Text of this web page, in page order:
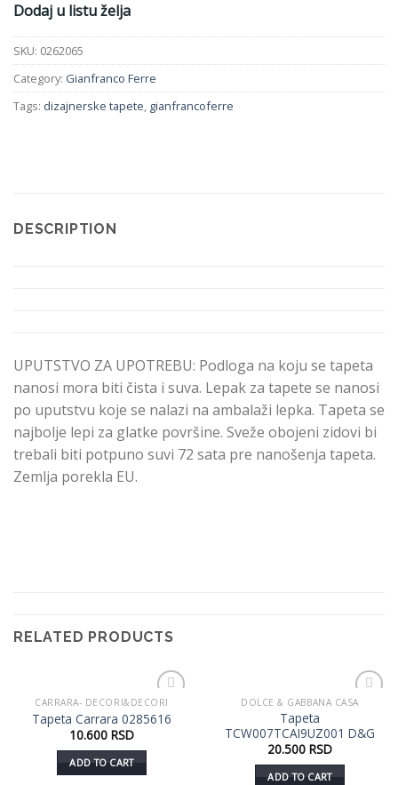
Dodaj u listu želja
SKU: 0262065
Category: Gianfranco Ferre
Tags: dizajnerske tapete, gianfrancoferre
DESCRIPTION
UPUTSTVO ZA UPOTREBU: Podloga na koju se tapeta
nanosi mora biti čista i suva. Lepak za tapete se nanosi
po uputstvu koje se nalazi na ambalaži lepka. Tapeta se
najbolje lepi za glatke površine. Sveže obojeni zidovi bi
trebali biti potpuno suvi 72 sata pre nanošenja tapeta.
Zemlja porekla EU.
RELATED PRODUCTS
Dodaj
u listu
CARRARA- DECORI&DECORI
Tapeta Carrara 0285616
10.600 RSD
ADD TO CART
Dodaj
želja
DOLCE & GABBANA CASA
Tapeta
TCW007TCAI9UZ001 D&G
20.500 RSD
ADD TO CART